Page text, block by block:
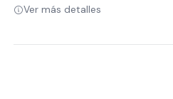
Ver más detalles